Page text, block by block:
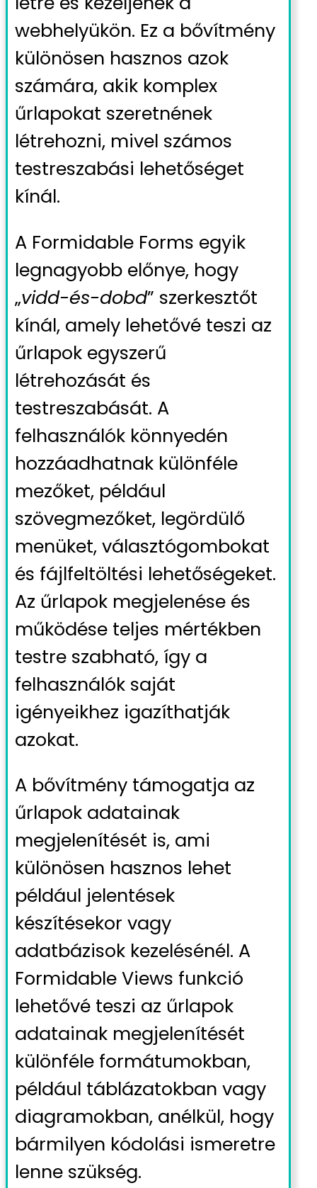
webhelyükön. Ez a bővítmény
különösen hasznos azok
számára, akik komplex
űrlapokat szeretnének
létrehozni, mivel számos
testreszabási lehetőséget
kínál.
A Formidable Forms egyik
legnagyobb előnye, hogy
„vidd-és-dobd” szerkesztőt
kínál, amely lehetővé teszi az
űrlapok egyszerű
létrehozását és
testreszabását. A
felhasználók könnyedén
hozzáadhatnak különféle
mezőket, például
szövegmezőket, legördülő
menüket, választógombokat
és fájlfeltöltési lehetőségeket.
Az űrlapok megjelenése és
működése teljes mértékben
testre szabható, így a
felhasználók saját
igényeikhez igazíthatják
azokat.
A bővítmény támogatja az
űrlapok adatainak
megjelenítését is, ami
különösen hasznos lehet
például jelentések
készítésekor vagy
adatbázisok kezelésénél. A
Formidable Views funkció
lehetővé teszi az űrlapok
adatainak megjelenítését
különféle formátumokban,
például táblázatokban vagy
diagramokban, anélkül, hogy
bármilyen kódolási ismeretre
lenne szükség.